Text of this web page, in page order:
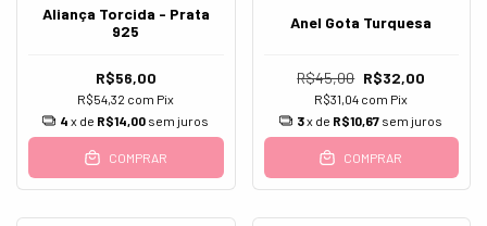
Aliança Torcida - Prata
925
R$56,00
R$54,32 com Pix
4 x de R$14,00 sem juros
COMPRAR
Anel Gota Turquesa
R$45,00 R$32,00
R$31,04 com Pix
3x de R$10,67 sem juros
COMPRAR